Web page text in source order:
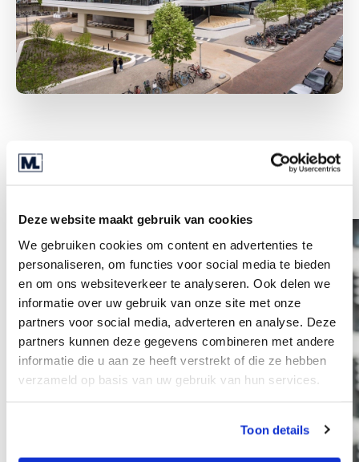
Deze website maakt gebruik van cookies
We gebruiken cookies om content en advertenties te
personaliseren, om functies voor social media te bieden
en om ons websiteverkeer te analyseren. Ook delen we
informatie over uw gebruik van onze site met onze
partners voor social media, adverteren en analyse. Deze
partners kunnen deze gegevens combineren met andere
informatie die u aan ze heeft verstrekt of die ze hebben
verzameld op basis van uw gebruik van hun services.
Toon details